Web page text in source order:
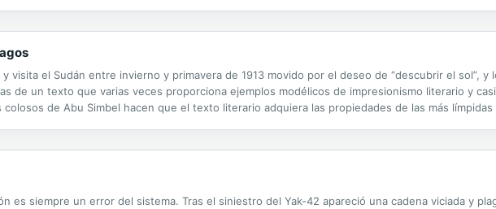
de muchos. Opositar se ha convertido en una exigente labor que requiere gran sacrificio y
y visita el Sudán entre invierno y primavera de 1913 movido por el deseo de “descubrir el sol”,
de un texto que varias veces proporciona ejemplos modélicos de impresionismo literario y
de Abu Simbel hacen que el texto literario adquiera las propiedades de las más
es siempre un error del sistema. Tras el siniestro del Yak-42 apareció una cadena viciada y